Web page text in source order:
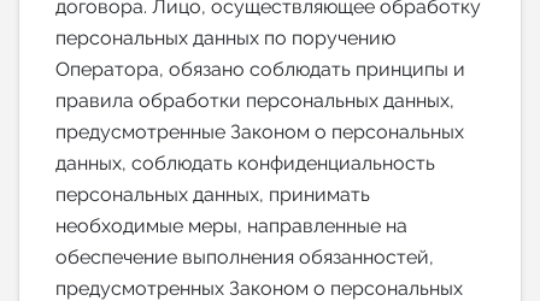
договора. Лицо, осуществляющее обработку
персональных данных по поручению
Оператора, обязано соблюдать принципы и
правила обработки персональных данных,
предусмотренные Законом о персональных
данных, соблюдать конфиденциальность
персональных данных, принимать
необходимые меры, направленные на
обеспечение выполнения обязанностей,
предусмотренных Законом о персональных